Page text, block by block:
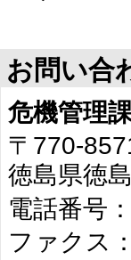
お問い合
危機管理
〒770-
徳島県徳
電話番号
ファクス